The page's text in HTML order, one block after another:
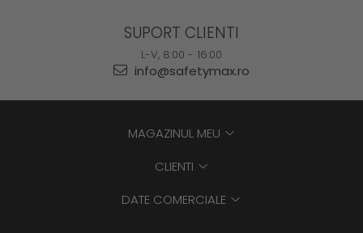
SUPORT CLIENTI
L-V, 8:00 - 16:00
info@safetymax.ro
MAGAZINUL MEU
CLIENTI
DATE COMERCIALE